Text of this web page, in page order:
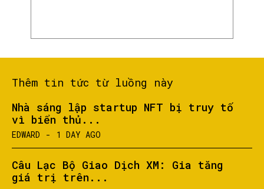
Thêm tin tức từ luồng này
Nhà sáng lập startup NFT bị truy tố
vì biển thủ...
EDWARD - 1 DAY AGO
Câu Lạc Bộ Giao Dịch XM: Gia tăng
giá trị trên...